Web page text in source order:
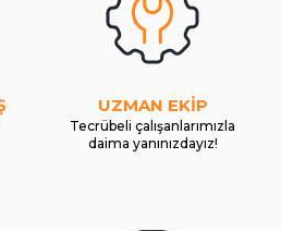
UZMAN EKİP
Tecrübeli çalışanlarımızla
daima yanınızdayız!